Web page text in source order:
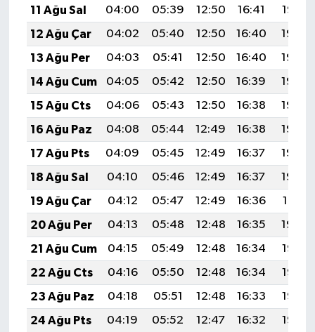
11 Ağu Sal
04:00 05:39 12:50 16:41
19:52
12 Ağu Çar
04:02 05:40 12:50 16:40
19:50
13 Ağu Per
04:03 05:41 12:50 16:40
19:49
14 Ağu Cum
04:05 05:42 12:50 16:39
19:48
15 Ağu Cts
04:06 05:43 12:50 16:38
19:46
16 Ağu Paz
04:08 05:44 12:49 16:38
19:45
17 Ağu Pts
04:09 05:45 12:49 16:37
19:44
18 Ağu Sal
04:10 05:46 12:49 16:37
19:42
19 Ağu Çar
04:12 05:47 12:49 16:36
19:41
20 Ağu Per
04:13 05:48 12:48 16:35
19:39
21 Ağu Cum
04:15 05:49 12:48 16:34
19:38
22 Ağu Cts
04:16 05:50 12:48 16:34
19:36
23 Ağu Paz
04:18 05:51 12:48 16:33
19:35
24 Ağu Pts
04:19 05:52 12:47 16:32
19:33